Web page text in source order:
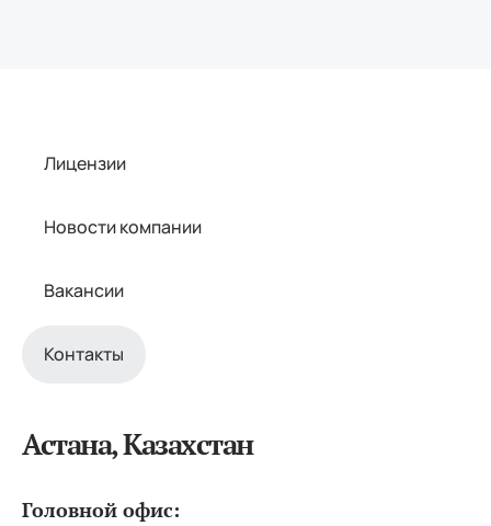
Лицензии
Новости компании
Вакансии
Контакты
Астана, Казахстан
Головной офис: